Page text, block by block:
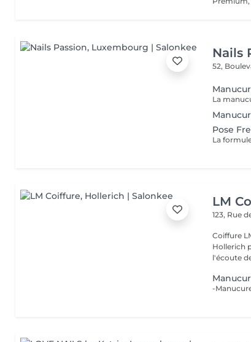
Nails
52,
Pose
LM
123, Rue
Coiffure
Hollerich
l'écoute
-